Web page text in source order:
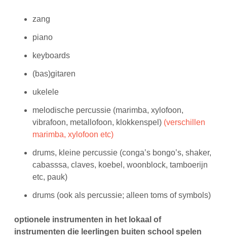
zang
piano
keyboards
(bas)gitaren
ukelele
melodische percussie (marimba, xylofoon,
vibrafoon, metallofoon, klokkenspel) (verschillen
marimba, xylofoon etc)
drums, kleine percussie (conga’s bongo’s, shaker,
cabasssa, claves, koebel, woonblock, tamboerijn
etc, pauk)
drums (ook als percussie; alleen toms of symbols)
optionele instrumenten in het lokaal of
instrumenten die leerlingen buiten school spelen